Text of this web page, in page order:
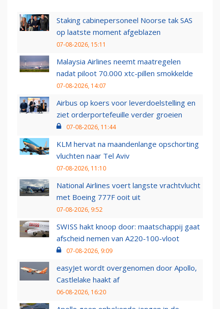
Staking cabinepersoneel Noorse tak SAS
op laatste moment afgeblazen
07-08-2026, 15:11
Malaysia Airlines neemt maatregelen
nadat piloot 70.000 xtc-pillen smokkelde
07-08-2026, 14:07
Airbus op koers voor leverdoelstelling en
ziet orderportefeuille verder groeien
07-08-2026, 11:44
KLM hervat na maandenlange opschorting
vluchten naar Tel Aviv
07-08-2026, 11:10
National Airlines voert langste vrachtvlucht
met Boeing 777F ooit uit
07-08-2026, 9:52
SWISS hakt knoop door: maatschappij gaat
afscheid nemen van A220-100-vloot
07-08-2026, 9:09
easyJet wordt overgenomen door Apollo,
Castlelake haakt af
06-08-2026, 16:20